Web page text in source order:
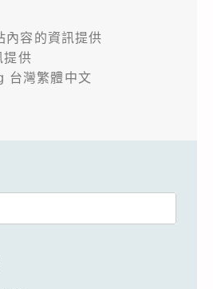
內容的資訊提供
提供
台灣繁體中文